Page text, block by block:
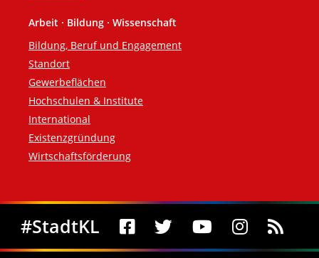
Arbeit · Bildung · Wissenschaft
Bildung, Beruf und Engagement
Standort
Gewerbeflächen
Hochschulen & Institute
International
Existenzgründung
Wirtschaftsförderung
Social Media
#StadtKL